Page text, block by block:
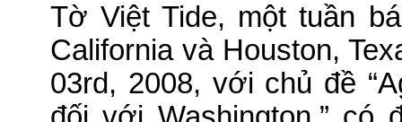
Tờ Việt Tide, một tuần
California và Houston,
03rd, 2008, với chủ đề